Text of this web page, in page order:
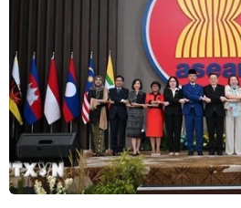
Aerobic Việt Nam 'vô
HCV tại SEA Games 32
14/05/2023 04:48
Đội tuyển Aerobic Việt Nam đã